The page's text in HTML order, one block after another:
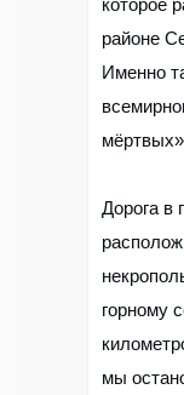
которое
районе
Именно
Дорога в
горному
мы